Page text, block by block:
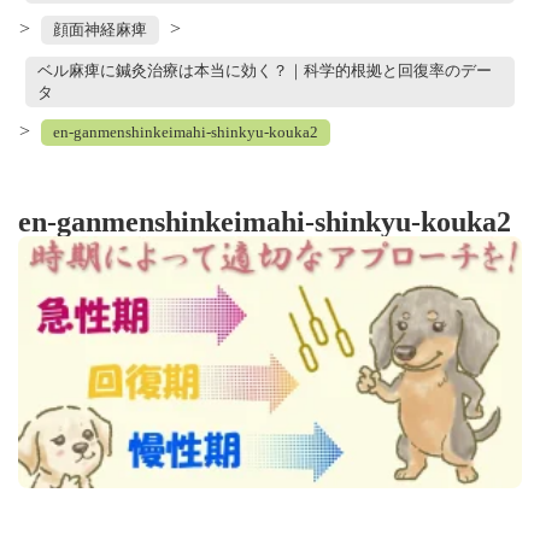
> 顔面神経麻痺 >
ベル麻痺に鍼灸治療は本当に効く？｜科学的根拠と回復率のデー
タ
> en-ganmenshinkeimahi-shinkyu-kouka2
en-ganmenshinkeimahi-shinkyu-kouka2